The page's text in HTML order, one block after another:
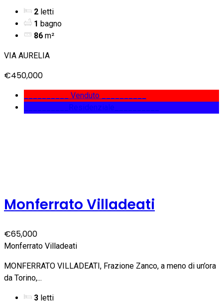
2 letti
1 bagno
86 m²
VIA AURELIA
€450,000
__________ Venduto __________
__________Residenziale__________
Monferrato Villadeati
€65,000
Monferrato Villadeati
MONFERRATO VILLADEATI, Frazione Zanco, a meno di un’ora
da Torino,...
3 letti